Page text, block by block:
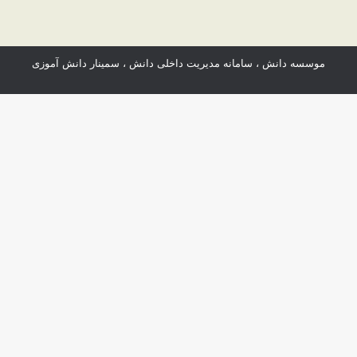
موسسه دانش ، سامانه مدیریت داخلی دانش ، سمینار دانش آموزی